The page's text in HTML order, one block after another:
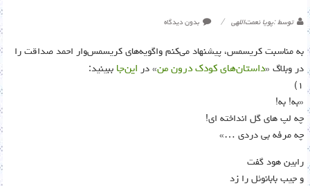
توسط :پویا نعمت‌اللهی بدون دیدگاه
به مناسبت کریسمس، پیشنهاد می‌کنم واگویه‌های کریسمس‌وار احمد صداقت را
در وبلاگ «داستان‌های کودک درون من» در این‌جا ببینید:
١)
«به! به!
چه لپ های گل انداخته ای!
چه مرفه بی دردی …»
رابین هود گفت
و جیب بابانوئل را زد